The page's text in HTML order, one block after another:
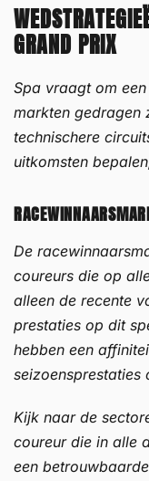
GRAND PRIX
Spa vraagt om
markten gedragen
technischere
uitkomsten
De
coureurs die op
alleen de recente
prestaties op dit
hebben een
seizoensprestaties
Kijk naar de
coureur die in alle
een